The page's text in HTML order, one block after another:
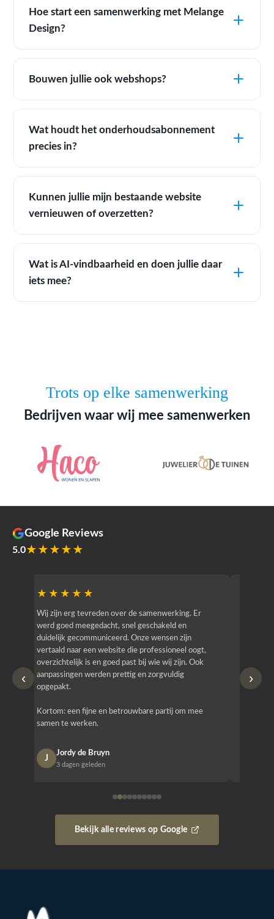
Hoe start een samenwerking met Melange
Design?
Bouwen jullie ook webshops?
Wat houdt het onderhoudsabonnement
precies in?
Kunnen jullie mijn bestaande website
vernieuwen of overzetten?
Wat is AI-vindbaarheid en doen jullie daar
iets mee?
Trots op elke samenwerking
Bedrijven waar wij mee samenwerken
Google Reviews
5.0★★★★★
‹
★★★★★
Wij zijn erg tevreden over de samenwerking. Er
werd goed meegedacht, snel geschakeld en
duidelijk gecommuniceerd. Onze wensen zijn
vertaald naar een website die professioneel oogt,
overzichtelijk is en goed past bij wie wij zijn. Ook
aanpassingen werden prettig en zorgvuldig
opgepakt.
Kortom: een fijne en betrouwbare partij om mee
samen te werken.
J
Jordy de Bruyn
3 dagen geleden
›
Bekijk alle reviews op Google